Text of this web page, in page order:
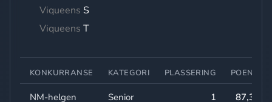
Viqueens S
Viqueens T
KONKURRANSE KATEGORI PLASSERING POENG
NM-helgen
Senior
1 87,30